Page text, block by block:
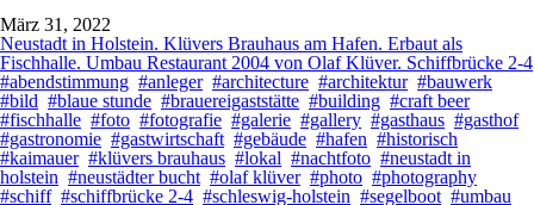
März 31, 2022
Neustadt in Holstein. Klüvers Brauhaus am Hafen. Erbaut als
Fischhalle. Umbau Restaurant 2004 von Olaf Klüver. Schiffbrücke 2-4
#abendstimmung #anleger #architecture #architektur #bauwerk
#bild #blaue stunde #brauereigaststätte #building #craft beer
#fischhalle #foto #fotografie #galerie #gallery #gasthaus #gasthof
#gastronomie #gastwirtschaft #gebäude #hafen #historisch
#kaimauer #klüvers brauhaus #lokal #nachtfoto #neustadt in
holstein #neustädter bucht #olaf klüver #photo #photography
#schiff #schiffbrücke 2-4 #schleswig-holstein #segelboot #umbau